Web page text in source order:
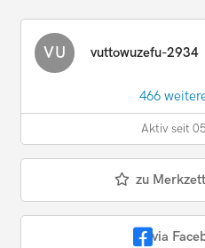
VU vuttowuzefu-2934
466
Aktiv seit
zu
via